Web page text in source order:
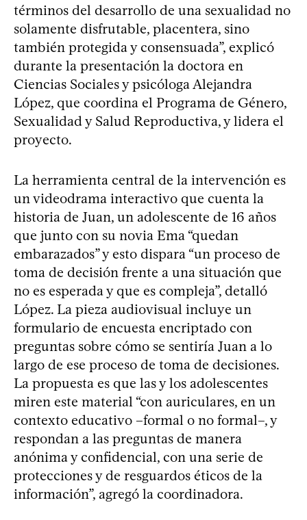
términos del desarrollo de una sexualidad no
solamente disfrutable, placentera, sino
también protegida y consensuada”, explicó
durante la presentación la doctora en
Ciencias Sociales y psicóloga Alejandra
López, que coordina el Programa de Género,
Sexualidad y Salud Reproductiva, y lidera el
proyecto.
La herramienta central de la intervención es
un videodrama interactivo que cuenta la
historia de Juan, un adolescente de 16 años
que junto con su novia Ema “quedan
embarazados” y esto dispara “un proceso de
toma de decisión frente a una situación que
no es esperada y que es compleja”, detalló
López. La pieza audiovisual incluye un
formulario de encuesta encriptado con
preguntas sobre cómo se sentiría Juan a lo
largo de ese proceso de toma de decisiones.
La propuesta es que las y los adolescentes
miren este material “con auriculares, en un
contexto educativo –formal o no formal–, y
respondan a las preguntas de manera
anónima y confidencial, con una serie de
protecciones y de resguardos éticos de la
información”, agregó la coordinadora.